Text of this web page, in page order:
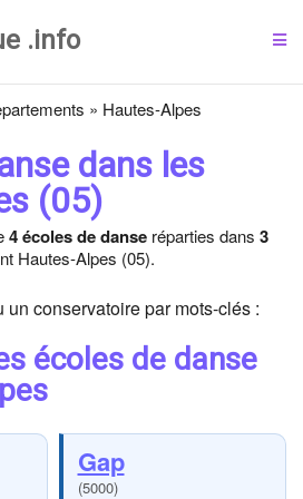
.info
» Hautes-Alpes
dans les
(05)
4 écoles de danse réparties dans 3
Hautes-Alpes (05).
conservatoire par mots-clés :
écoles de danse
Gap
(5000)